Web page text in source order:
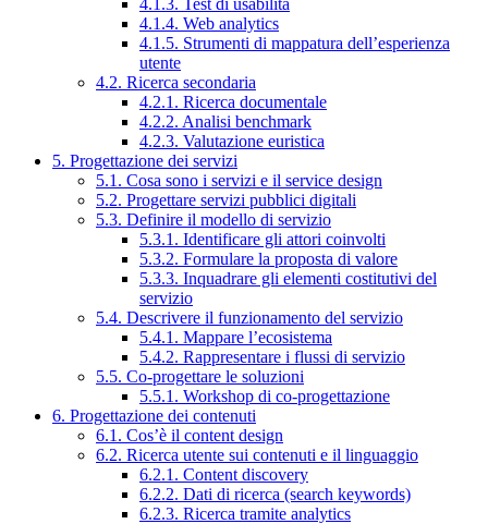
4.1.3. Test di usabilità
4.1.4. Web analytics
4.1.5. Strumenti di mappatura dell’esperienza
utente
4.2. Ricerca secondaria
4.2.1. Ricerca documentale
4.2.2. Analisi benchmark
4.2.3. Valutazione euristica
5. Progettazione dei servizi
5.1. Cosa sono i servizi e il service design
5.2. Progettare servizi pubblici digitali
5.3. Definire il modello di servizio
5.3.1. Identificare gli attori coinvolti
5.3.2. Formulare la proposta di valore
5.3.3. Inquadrare gli elementi costitutivi del
servizio
5.4. Descrivere il funzionamento del servizio
5.4.1. Mappare l’ecosistema
5.4.2. Rappresentare i flussi di servizio
5.5. Co-progettare le soluzioni
5.5.1. Workshop di co-progettazione
6. Progettazione dei contenuti
6.1. Cos’è il content design
6.2. Ricerca utente sui contenuti e il linguaggio
6.2.1. Content discovery
6.2.2. Dati di ricerca (search keywords)
6.2.3. Ricerca tramite analytics